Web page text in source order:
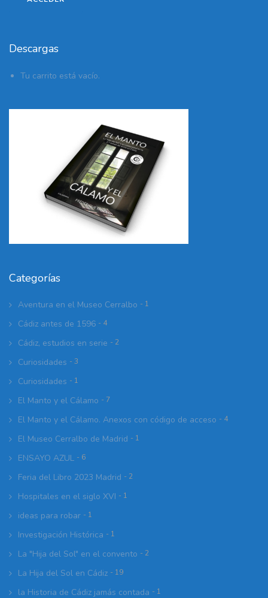
Descargas
Tu carrito está vacío.
Categorías
Aventura en el Museo Cerralbo - 1
Cádiz antes de 1596 - 4
Cádiz, estudios en serie - 2
Curiosidades - 3
Curiosidades - 1
El Manto y el Cálamo - 7
El Manto y el Cálamo. Anexos con código de acceso - 4
El Museo Cerralbo de Madrid - 1
ENSAYO AZUL - 6
Feria del Libro 2023 Madrid - 2
Hospitales en el siglo XVI - 1
ideas para robar - 1
Investigación Histórica - 1
La "Hija del Sol" en el convento - 2
La Hija del Sol en Cádiz - 19
la Historia de Cádiz jamás contada - 1